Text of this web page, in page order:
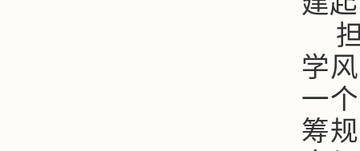
学
一
筹